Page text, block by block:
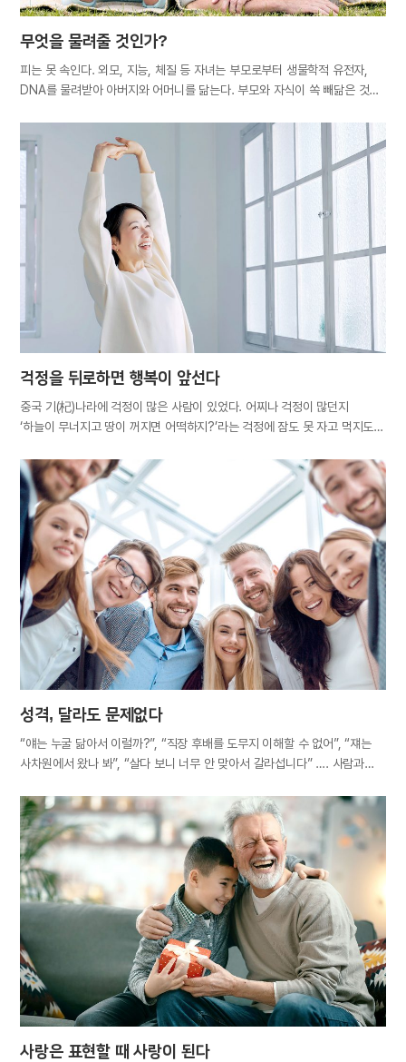
무엇을 물려줄 것인가?
피는 못 속인다. 외모, 지능, 체질 등 자녀는 부모로부터 생물학적 유전자,
DNA를 물려받아 아버지와 어머니를 닮는다. 부모와 자식이 쏙 빼닮은 것을
표현을 쓰기도 한다. 부모라면 누구나 자식에게 좋은 것을 물려주기를
원한다. 아이를 가진 여성이 좋은 음악을 듣고, 정서적으로 안정감을 주는
취미 활동을 하며, 음식을 가려 먹는 이유도 태교를 통해 자식에게 좋은 것을
물려주기 위해서다. 그러나 선천적인 DNA보다 자녀에게 더 많은 영향을
끼치는 것이 후천적인 요소이다. 자녀는 의식하든 의식하지 않든 부모의
가치관, 자존감, 언어, 식습관, 효도, 행복까지 닮는다. 좋은 습관은
물론이거니와 나쁜 습관도 대물림된다. 부모는 때로 아이가 잘못을
저지르거나 이해할 수 없는 행동을 할 때면 ‘쟤는 누구를 닮아서 저러나’ 하며
자신을 닮았다는 사실을 부인하고 싶을 때도 있지만, 자신의 말과 행동을
걱정을 뒤로하면 행복이 앞선다
중국 기(杞)나라에 걱정이 많은 사람이 있었다. 어찌나 걱정이 많던지
‘하늘이 무너지고 땅이 꺼지면 어떡하지?’라는 걱정에 잠도 못 자고 먹지도
‘기인지우(杞人之憂)’가 유래되었다. 이후, 앞일을 쓸데없이 걱정하는 것을
가리켜 기나라 사람의 근심 같다 하여 ‘기우’라 한다. 누구나 걱정 없는 삶을
꿈꾸지만 실은 수없이 많은 기우 속에 살아간다. 어린아이에서부터 노인에
이르기까지, 성적, 건강, 인간관계, 취업, 결혼, 자녀, 부모 부양, 노후 준비 등
삶은 걱정의 연속이라 해도 과언이 아니다. 몸이 약한 사람은 약해서 걱정,
건강한 사람은 건강을 잃을까 걱정한다. 불행하면 불행한 대로 걱정,
행복하면 그 행복이 오래가지 못할까 봐 걱정한다. 천석꾼에게는 천 가지
걱정이, 만석꾼에게는 만 가지 걱정이 있다는 말처럼 가난해도 걱정이지만
많이 가져도 걱정이다. 인생에 걱정이라는 불청객이 늘 따라다니는 이유는
무엇일까. 불확실한 미래가…
성격, 달라도 문제없다
“얘는 누굴 닮아서 이럴까?”, “직장 후배를 도무지 이해할 수 없어”, “쟤는
사차원에서 왔나 봐”, “살다 보니 너무 안 맞아서 갈라섭니다” …. 사람과
‘성격 차이’다. 교우 관계로 힘들어하는 학생, 일보다는 사람이 힘들어서
퇴사를 고민하는 직장인, 가정불화를 겪는 사람들이 상대방 혹은 자신의
성격을 탓하는 경우가 많다. 사람은 다른 사람과 관계를 맺으며 희로애락을
경험하고, 같은 집단에 속한 이의 성격으로 그 집단에서의 만족도까지
측정한다. 성격을 이유로 누군가를 멀리하거나 가까이하기도 한다. 따라서
장기적이고 의미 있는 관계일수록 성격을 중요하게 여기며, 심지어 자신과
다르게 생각하고 행동하는 경우가 잦으면 이상한 사람으로 치부해 아예
관계를 끊기도 한다. 재미로 보는 별자리별·혈액형별 성격 유형에 이어 최근
널리 이용되는 성격 유형 지표 ‘MBTI’1까지, 성격 검사의 종류는 매우
다양하다. 오래전부터 많은 사람이…
사랑은 표현할 때 사랑이 된다